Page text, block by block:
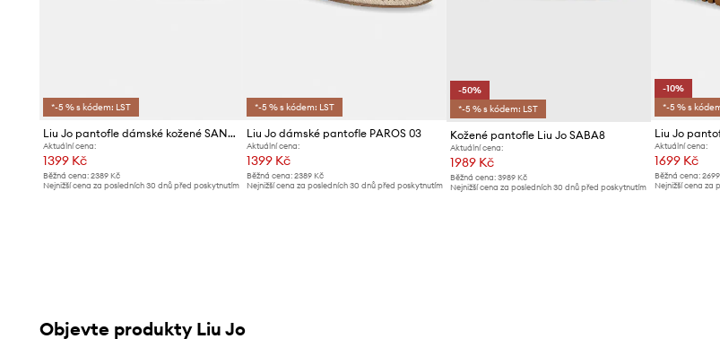
*-5 % s kódem: LST
Liu Jo pantofle dámské kožené SANDY 03
Aktuální cena:
1399 Kč
Běžná cena: 2389 Kč
Nejnižší cena za posledních 30 dnů před poskytnutím
*-5 % s kódem: LST
Liu Jo dámské pantofle PAROS 03
Aktuální cena:
1399 Kč
Běžná cena:2389 Kč
Nejnižší cena za posledních 30 dnů před poskytnutím
-50%
*-5 % s kódem: LST
Kožené pantofle Liu Jo SABA8
Aktuální cena:
1989 Kč
Běžná cena: 3989 Kč
Nejnižší cena za posledních 30 dnů před poskytnutím
-10%
*-5 % s
Liu Jo
Aktuální cena:
1699 Kč
Běžná cena:
Nejnižší cena za
Objevte produkty Liu Jo